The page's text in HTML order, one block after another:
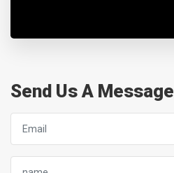
Send Us A Message